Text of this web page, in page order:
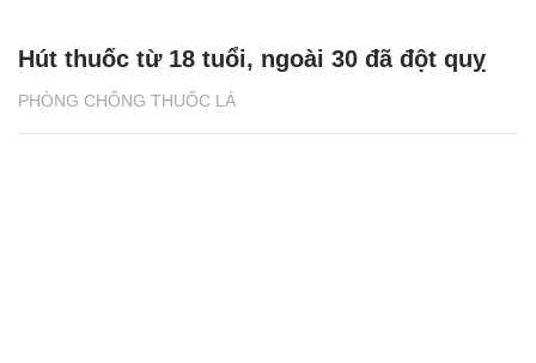
PHÒNG CHỐNG THUỐC LÁ
Hút thuốc từ 18 tuổi, ngoài 30 đã đột quỵ